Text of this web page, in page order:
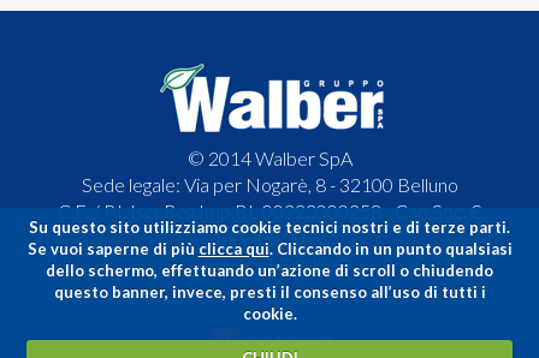
© 2014 Walber SpA
Sede legale: Via per Nogarè, 8 - 32100 Belluno
C.F. / P.I. Iscr.Reg.Imp.BL 00223000258 - Cap.Soc. €
140.400,00 i.v.
Privacy|Cookie
Su questo sito utilizziamo cookie tecnici nostri e di terze parti.
Se vuoi saperne di più clicca qui. Cliccando in un punto qualsiasi
dello schermo, effettuando un’azione di scroll o chiudendo
questo banner, invece, presti il consenso all’uso di tutti i
cookie.